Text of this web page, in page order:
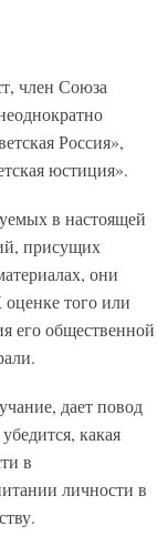
член Союза
Россия»,
юстиция».
в настоящей
присущих
они
того или
его общественной
дает повод
какая
в
личности в